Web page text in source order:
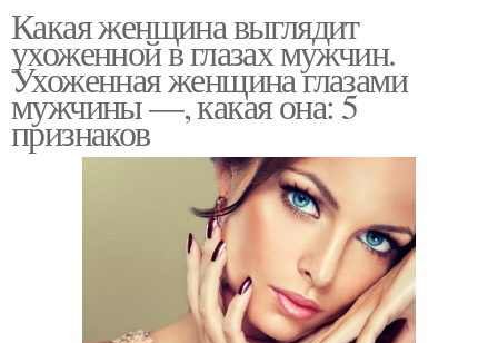
Какая женщина выглядит
ухоженной в глазах мужчин.
Ухоженная женщина глазами
мужчины —, какая она: 5
признаков